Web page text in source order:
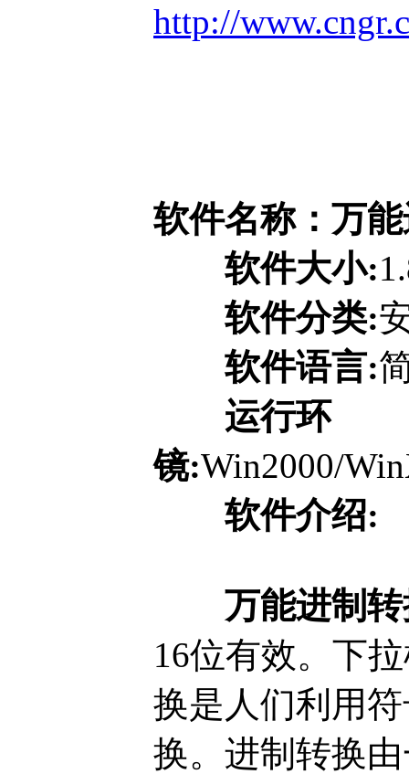
http://
软件名称：万
软件大小:
软件分类:
软件语言:
运行环
镜:Win2000/
软件介绍:
万能进制
16位有效。下
换是人们利用
换。进制转换